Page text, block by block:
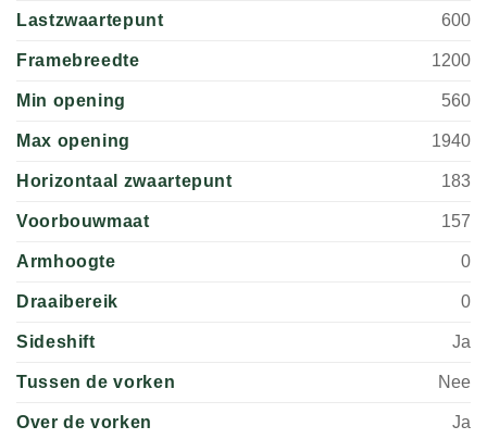
Lastzwaartepunt 600
Framebreedte 1200
Min opening 560
Max opening 1940
Horizontaal zwaartepunt 183
Voorbouwmaat 157
Armhoogte 0
Draaibereik 0
Sideshift Ja
Tussen de vorken Nee
Over de vorken Ja